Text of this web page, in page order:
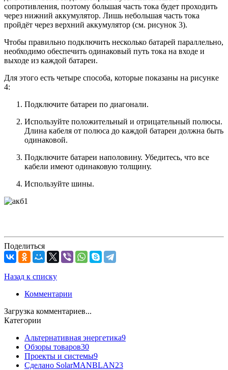
сопротивления, поэтому большая часть тока будет проходить
через нижний аккумулятор. Лишь небольшая часть тока
пройдёт через верхний аккумулятор (см. рисунок 3).
Чтобы правильно подключить несколько батарей параллельно,
необходимо обеспечить одинаковый путь тока на входе и
выходе из каждой батареи.
Для этого есть четыре способа, которые показаны на рисунке
4:
Подключите батареи по диагонали.
Используйте положительный и отрицательный полюсы.
Длина кабеля от полюса до каждой батареи должна быть
одинаковой.
Подключите батареи наполовину. Убедитесь, что все
кабели имеют одинаковую толщину.
Используйте шины.
Поделиться
Назад к списку
Комментарии
Загрузка комментариев...
Категории
Альтернативная энергетика9
Обзоры товаров30
Проекты и системы9
Сделано SolarMANBLAN23